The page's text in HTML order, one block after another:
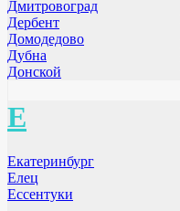
Дмитровоград
Дербент
Домодедово
Дубна
Донской
Е
Екатеринбург
Елец
Ессентуки